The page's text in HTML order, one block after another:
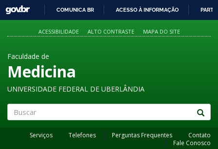
PARA
O
GOVBR
COMUNICA BR ACESSO À INFORMAÇÃO
ACESSIBILIDADE ALTO CONTRASTE MAPA DO SITE
Faculdade de
Medicina
UNIVERSIDADE FEDERAL DE UBERLÂNDIA
Serviços Telefones Perguntas Frequentes
Contato
Fale Conosco